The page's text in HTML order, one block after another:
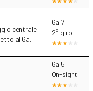
centrale
al 6a.
6a.7
2° giro
6a.5
On-sight